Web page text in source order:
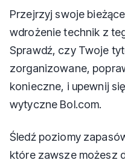
Przejrzyj swoje
wdrożenie technik z
Sprawdź, czy Twoje
zorganizowane,
konieczne, i upewnij
wytyczne Bol.com.
Śledź poziomy
które zawsze możesz